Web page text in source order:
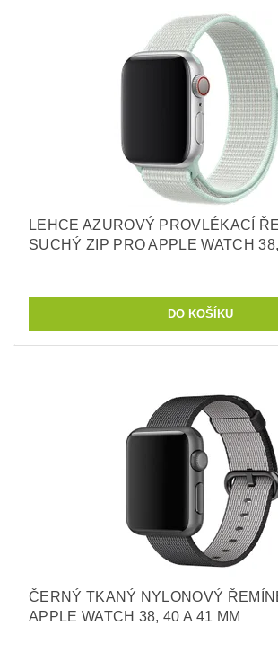
LEHCE AZUROVÝ PROVLÉKACÍ
SUCHÝ ZIP PRO APPLE WATCH
ČERNÝ TKANÝ NYLONOVÝ
APPLE WATCH 38, 40 A 41 MM